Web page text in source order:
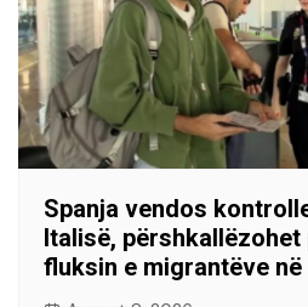
Spanja vendos
Italisë, përshkallëzohet
fluksin e migrantëve në